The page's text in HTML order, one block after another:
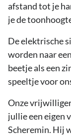
afstand tot je
je de
De elektrische
worden naar
beetje als een
speeltje voor
Onze
jullie een eigen
Scheremin. Hij